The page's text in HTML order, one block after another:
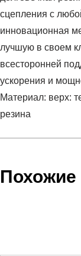
сцепления с
инновационная
лучшую в своем
всесторонней
ускорения и
Материал: верх:
резина
Wns
PWR
Заказ берется в
Счет заранее
выставления